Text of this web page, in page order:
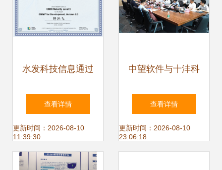
水发科技信息通过
CMMI3级认证，研
发实力跃升国际标
准
查看详情
更新时间：2026-08-10
11:39:30
中望软件与十沣科
技战略携手，共破
CAE自主核心技术
查看详情
更新时间：2026-08-10
23:06:18